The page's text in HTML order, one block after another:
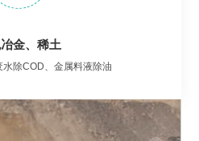
金、稀土
水除COD、金属料液除油